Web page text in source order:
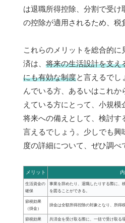
は退職所得控除、分割で受け
の控除が適用されるため、税
これらのメリットを総合的に
済は、 将来の生活設計を支え
にも有効な制度と言えるでし
んでいる方、あるいはこれか
えている方にとって、小規模
将来への備えとして、検討す
言えるでしょう。少しでも興
度の詳細について、ぜひ調べ
メリット
生活資金の
確保
事業を辞めたり、退職したりする際に、
を図ることができる。
節税効果
（掛金）
掛金は全額所得控除の対象となり、所得
節税効果
共済金を受け取る際に、一括で受け取る